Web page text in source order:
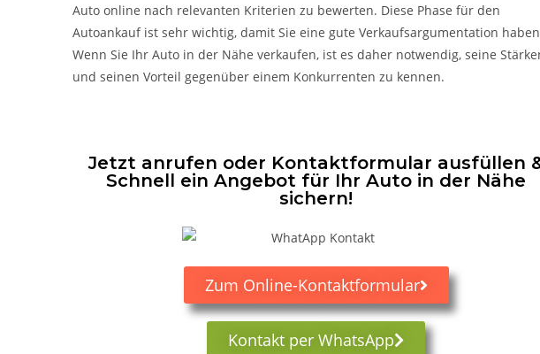
Auto online nach relevanten Kriterien zu bewerten. Diese Phase für den
Autoankauf ist sehr wichtig, damit Sie eine gute Verkaufsargumentation
Wenn Sie Ihr Auto in der Nähe verkaufen, ist es daher notwendig, seine
und seinen Vorteil gegenüber einem Konkurrenten zu kennen.
Jetzt anrufen oder Kontaktformular ausfüllen
Schnell ein Angebot für Ihr Auto in der Nähe
sichern!
Zum Online-Kontaktformular
Kontakt per WhatsApp